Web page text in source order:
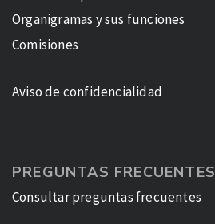
Organigramas y sus funciones
Comisiones
Aviso de confidencialidad
PREGUNTAS FRECUENTES
Consultar preguntas frecuentes